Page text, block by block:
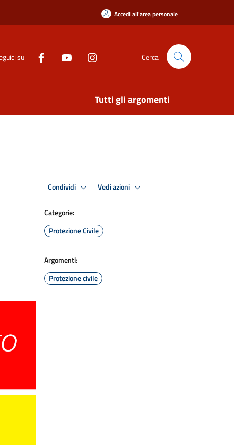
Accedi all'area personale
su Cerca
Tutti gli argomenti
Condividi Vedi azioni
Categorie:
Protezione Civile
Argomenti:
Protezione civile